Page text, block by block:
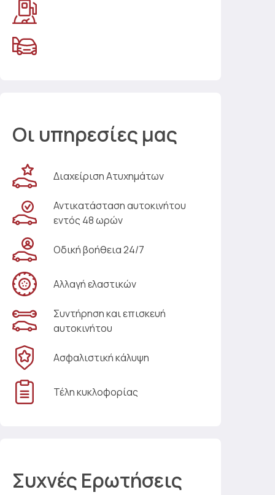
Οι υπηρεσίες μας
Διαχείριση Ατυχημάτων
Αντικατάσταση αυτοκινήτου
εντός 48 ωρών
Οδική βοήθεια 24/7
Αλλαγή ελαστικών
Συντήρηση και επισκευή
αυτοκινήτου
Ασφαλιστική κάλυψη
Τέλη κυκλοφορίας
Συχνές Ερωτήσεις